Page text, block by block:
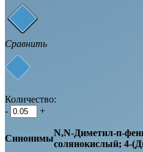
Сравнить
Количество:
-
+
Синонимы
N,N-Диметил-п-
солянокислый; 4-